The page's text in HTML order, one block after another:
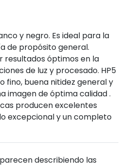
y negro. Es ideal para la
de propósito general.
resultados óptimos en la
de luz y procesado. HP5
fino, buena nitidez general y
imagen de óptima calidad .
producen excelentes
excepcional y un completo
describiendo las